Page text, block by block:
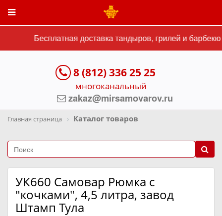
Бесплатная доставка тандыров, грилей и
8 (812) 336 25 25
многоканальный
zakaz@mirsamovarov.ru
Главная страница Каталог товаров
УК660 Самовар Рюмка с
"кочками", 4,5 литра, завод
Штамп Тула